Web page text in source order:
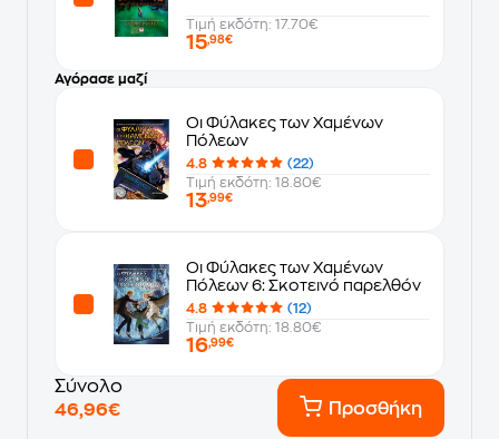
Τιμή εκδότη: 17.70€
15,98€
Αγόρασε μαζί
Οι Φύλακες των Χαμένων
Πόλεων
4.8
(22)
Τιμή εκδότη: 18.80€
13,99€
Οι Φύλακες των Χαμένων
Πόλεων 6: Σκοτεινό παρελθόν
4.8
(12)
Τιμή εκδότη: 18.80€
16,99€
Σύνολο
46,96€
Προσθήκη